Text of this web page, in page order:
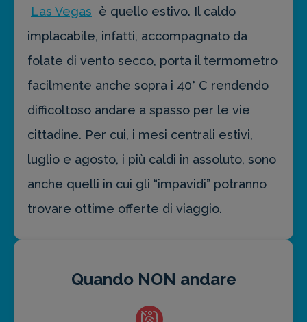
Las Vegas è quello estivo. Il caldo
implacabile, infatti, accompagnato da
folate di vento secco, porta il termometro
facilmente anche sopra i 40° C rendendo
difficoltoso andare a spasso per le vie
cittadine. Per cui, i mesi centrali estivi,
luglio e agosto, i più caldi in assoluto, sono
anche quelli in cui gli “impavidi” potranno
trovare ottime offerte di viaggio.
Quando NON andare